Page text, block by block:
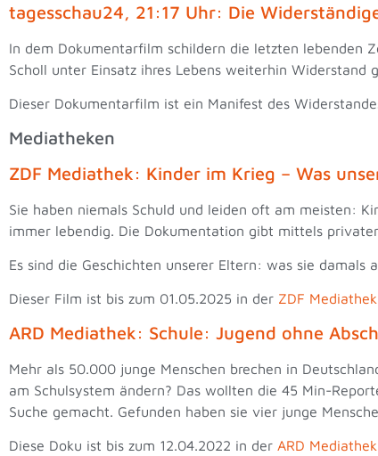
tagesschau24, 21:17 Uhr: Die
In dem Dokumentarfilm schildern die letzten lebenden
Scholl unter Einsatz ihres Lebens weiterhin Widerstand
Dieser Dokumentarfilm ist ein Manifest des
Mediatheken
ZDF Mediathek: Kinder im Krieg – Was
Sie haben niemals Schuld und leiden oft am meisten:
immer lebendig. Die Dokumentation gibt mittels
Es sind die Geschichten unserer Eltern: was sie damals
Dieser Film ist bis zum 01.05.2025 in der ZDF Mediathek
ARD Mediathek: Schule: Jugend ohne
Mehr als 50.000 junge Menschen brechen in
am Schulsystem ändern? Das wollten die 45 Min-
Suche gemacht. Gefunden haben sie vier junge
Diese Doku ist bis zum 12.04.2022 in der ARD Mediathek